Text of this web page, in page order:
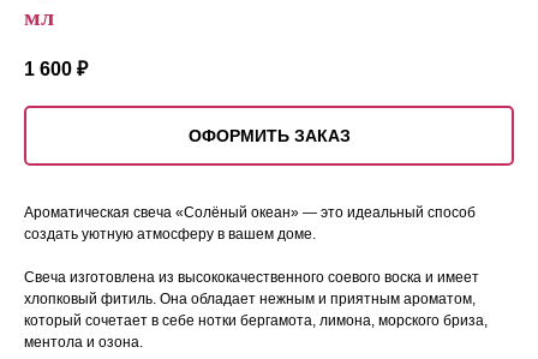
мл
1 600 ₽
ОФОРМИТЬ ЗАКАЗ
Ароматическая свеча «Солёный океан» — это идеальный способ
создать уютную атмосферу в вашем доме.
Свеча изготовлена из высококачественного соевого воска и имеет
хлопковый фитиль. Она обладает нежным и приятным ароматом,
который сочетает в себе нотки бергамота, лимона, морского бриза,
ментола и озона.